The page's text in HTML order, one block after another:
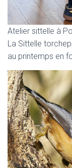
Atelier sittelle à
La Sittelle
au printemps en